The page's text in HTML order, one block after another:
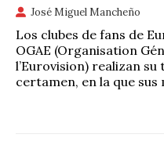
José Miguel Mancheño
Los clubes de fans de
OGAE (Organisation
l’Eurovision) realizan
certamen, en la que